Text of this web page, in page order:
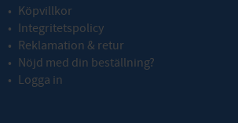
Köpvillkor
Integritetspolicy
Reklamation & retur
Nöjd med din beställning?
Logga in